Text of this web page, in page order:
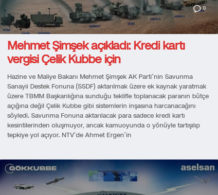
0
Mehmet Şimşek açıkladı: Kredi kartı
vergisi Çelik Kubbe için
Hazine ve Maliye Bakanı Mehmet Şimşek AK Parti’nin Savunma
Sanayii Destek Fonuna (SSDF) aktarılmak üzere ek kaynak yaratmak
üzere TBMM Başkanlığına sunduğu teklifle toplanacak paranın bütçe
açığına değil Çelik Kubbe gibi sistemlerin inşasına harcanacağını
söyledi. Savunma Fonuna aktarılacak para sadece kredi kartı
kesintilerinden oluşmuyor, ancak kamuoyunda o yönüyle tartışılıp
tepkiye yol açıyor. NTV’de Ahmet Ergen’in